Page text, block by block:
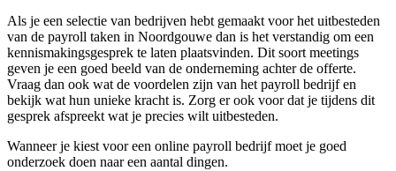
Als je een selectie van bedrijven hebt gemaakt voor het uitbesteden
van de payroll taken in Noordgouwe dan is het verstandig om een
kennismakingsgesprek te laten plaatsvinden. Dit soort meetings
geven je een goed beeld van de onderneming achter de offerte.
Vraag dan ook wat de voordelen zijn van het payroll bedrijf en
bekijk wat hun unieke kracht is. Zorg er ook voor dat je tijdens dit
gesprek afspreekt wat je precies wilt uitbesteden.
Wanneer je kiest voor een online payroll bedrijf moet je goed
onderzoek doen naar een aantal dingen.